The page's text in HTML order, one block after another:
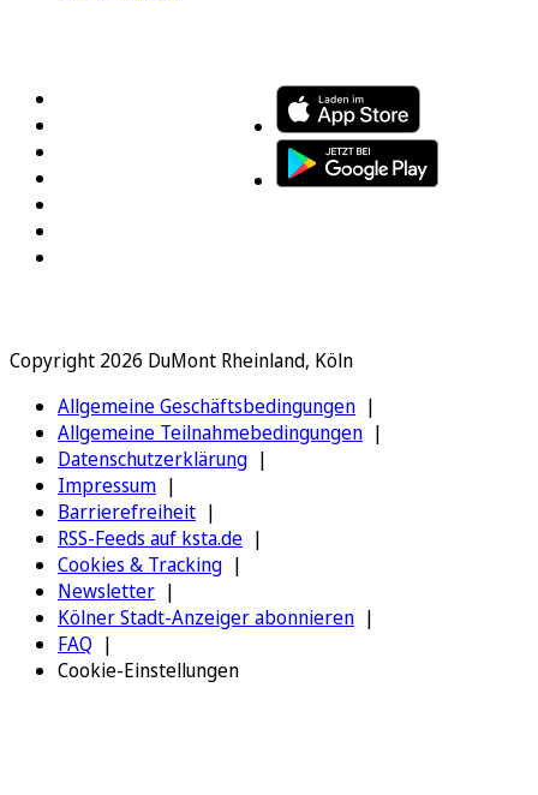
Copyright 2026 DuMont Rheinland, Köln
Allgemeine Geschäftsbedingungen
Allgemeine Teilnahmebedingungen
Datenschutzerklärung
Impressum
Barrierefreiheit
RSS-Feeds auf ksta.de
Cookies & Tracking
Newsletter
Kölner Stadt-Anzeiger abonnieren
FAQ
Cookie-Einstellungen